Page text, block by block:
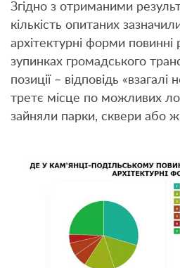
Згідно з отриманими
кількість опитаних
архітектурні форми повинні
зупинках громадського
позиції – відповідь «взагалі
третє місце по можливих
зайняли парки, сквери або ж